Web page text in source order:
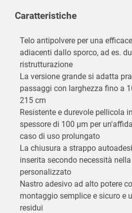
Caratteristiche
Telo antipolvere per una
adiacenti dallo sporco, ad es.
ristrutturazione
La versione grande si adatta
passaggi con larghezza fino a
215 cm
Resistente e durevole pellicola
spessore di 100 µm per
caso di uso prolungato
La chiusura a strappo
inserita secondo necessità
personalizzato
Nastro adesivo ad alto potere
montaggio semplice e sicuro e
residui